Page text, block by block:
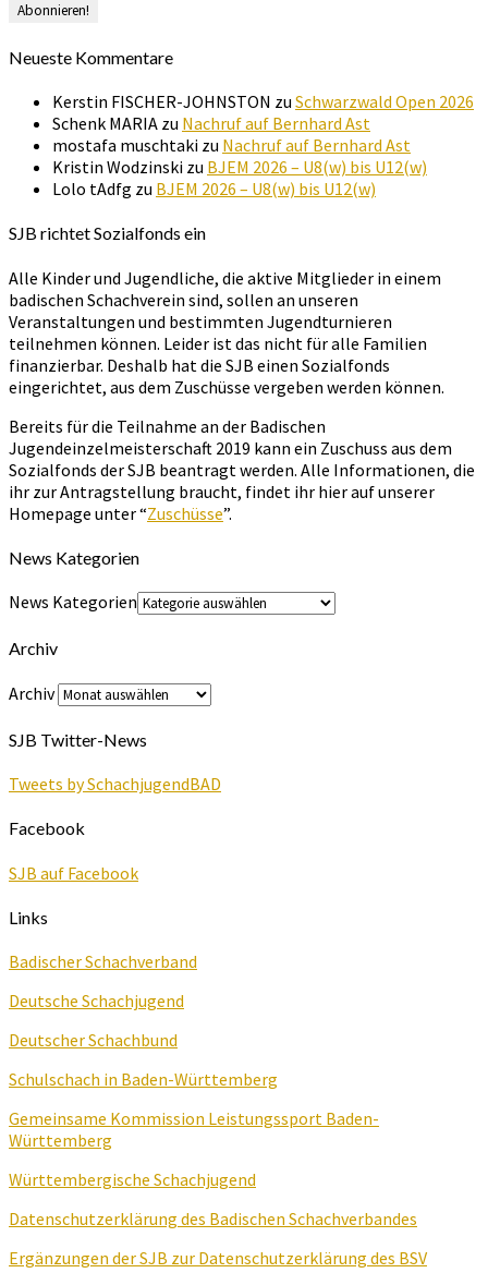
Neueste Kommentare
Kerstin FISCHER-JOHNSTON zu Schwarzwald Open 2026
Schenk MARIA zu Nachruf auf Bernhard Ast
mostafa muschtaki zu Nachruf auf Bernhard Ast
Kristin Wodzinski zu BJEM 2026 – U8(w) bis U12(w)
Lolo tAdfg zu BJEM 2026 – U8(w) bis U12(w)
SJB richtet Sozialfonds ein
Alle Kinder und Jugendliche, die aktive Mitglieder in einem
badischen Schachverein sind, sollen an unseren
Veranstaltungen und bestimmten Jugendturnieren
teilnehmen können. Leider ist das nicht für alle Familien
finanzierbar. Deshalb hat die SJB einen Sozialfonds
eingerichtet, aus dem Zuschüsse vergeben werden können.
Bereits für die Teilnahme an der Badischen
Jugendeinzelmeisterschaft 2019 kann ein Zuschuss aus dem
Sozialfonds der SJB beantragt werden. Alle Informationen, die
ihr zur Antragstellung braucht, findet ihr hier auf unserer
Homepage unter “Zuschüsse”.
News Kategorien
News Kategorien
Archiv
Archiv
SJB Twitter-News
Tweets by SchachjugendBAD
Facebook
SJB auf Facebook
Links
Badischer Schachverband
Deutsche Schachjugend
Deutscher Schachbund
Schulschach in Baden-Württemberg
Gemeinsame Kommission Leistungssport Baden-
Württemberg
Württembergische Schachjugend
Datenschutzerklärung des Badischen Schachverbandes
Ergänzungen der SJB zur Datenschutzerklärung des BSV